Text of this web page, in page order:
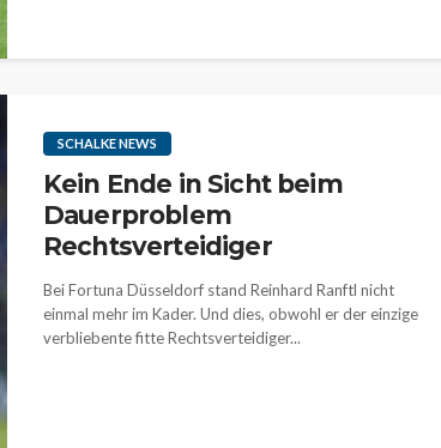
SCHALKE NEWS
Kein Ende in Sicht beim
Dauerproblem
Rechtsverteidiger
Bei Fortuna Düsseldorf stand Reinhard Ranftl nicht
einmal mehr im Kader. Und dies, obwohl er der einzige
verbliebente fitte Rechtsverteidiger...